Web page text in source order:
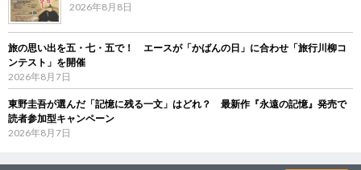
2026年8月8日
旅の思い出を五・七・五で！ エースが「かばんの日」に合わせ「旅行川柳コ
ンテスト」を開催
2026年8月7日
東野圭吾が選んだ「記憶に残る一文」はどれ？ 最新作『永遠の記憶』発売で
読者参加型キャンペーン
2026年8月7日